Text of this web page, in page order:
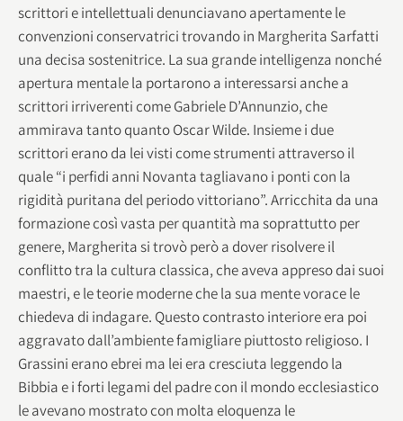
scrittori e intellettuali denunciavano apertamente le
convenzioni conservatrici trovando in Margherita Sarfatti
una decisa sostenitrice. La sua grande intelligenza nonché
apertura mentale la portarono a interessarsi anche a
scrittori irriverenti come Gabriele D’Annunzio, che
ammirava tanto quanto Oscar Wilde. Insieme i due
scrittori erano da lei visti come strumenti attraverso il
quale “i perfidi anni Novanta tagliavano i ponti con la
rigidità puritana del periodo vittoriano”. Arricchita da una
formazione così vasta per quantità ma soprattutto per
genere, Margherita si trovò però a dover risolvere il
conflitto tra la cultura classica, che aveva appreso dai suoi
maestri, e le teorie moderne che la sua mente vorace le
chiedeva di indagare. Questo contrasto interiore era poi
aggravato dall’ambiente famigliare piuttosto religioso. I
Grassini erano ebrei ma lei era cresciuta leggendo la
Bibbia e i forti legami del padre con il mondo ecclesiastico
le avevano mostrato con molta eloquenza le